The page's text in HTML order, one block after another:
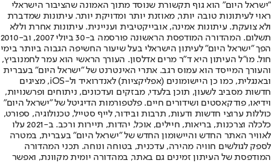
"ישראל היום" הוא גוף תקשורת שנוסד מתוך האמונה שהציבור הישראלי
ראוי לעיתונות טובה יותר, מאוזנת יותר ומדויקת יותר. עיתונות שמדברת
ולא צועקת. עיתונות אמינה, אובייקטיבית ועניינית. עיתונות אחרת וללא
תשלום. המהדורה המודפסת הראשונה פורסמה ב-30 ביולי 2007, וב-2010
הפך "ישראל היום" לעיתון הישראלי בעל שיעור החשיפה הגבוה ביותר בימי
חול. מו"ל העיתון היא ד"ר מרים אדלסון. העורך הראשי הוא עמר לחמנוביץ,
והעורך המייסד הוא עמוס רגב. אתרי האינטרנט של "ישראל היום" בעברית
ובאנגלית, כמו כן היישומונים (אפליקציות) לאנדרואיד ול-iOS, מציגים
חדשות מסביב לשעון, תוכן בלעדי, מבזקים ועדכונים, ניתוחים ופרשנויות,
וידיאו, פודקאסטים ושידורים חיים. פלטפורמות הדיגיטל של "ישראל היום"
כוללות ערוצי חדשות ודעות, תרבות ובידור, לייף סטייל, טכנולוגיה, ספורט,
כלכלה וצרכנות, בריאות, חיילים, אוכל, יהדות, תיירות ורכב. ב-2021 עלו
לאוויר האתר החדש והיישומון החדש של "ישראל היום" בעברית, במטרה
לספק לגולשים חוויה מהירה, עדכנית, בטוחה ונוחה. תכני המהדורה
המודפסת של העיתון זמינים גם באתר, במהדורה יומית מקוונת, ואפשר